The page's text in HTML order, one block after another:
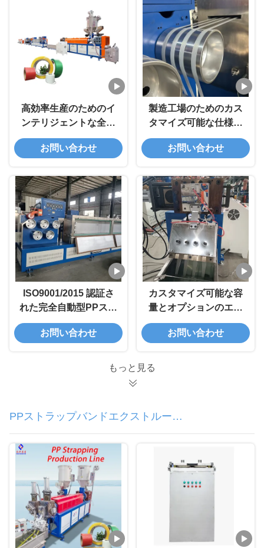
高効率生産のためのイ
ンテリジェントな全自
動 9 mm PP 結束ロー
ル製造機
お問い合わせ
製造工場のためのカス
タマイズ可能な仕様を
持つ完全自動単螺紋PP
ストラップ生産ライン
お問い合わせ
ISO9001/2015 認証さ
れた完全自動型PPスト
ラップ生産ライン
お問い合わせ
カスタマイズ可能な容
量とオプションのエン
ボスパターンを備えた
ISO9001/2015 認証済
お問い合わせ
もっと見る
PPストラップバンドエクストルーシ
ョンライン